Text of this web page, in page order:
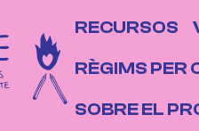
RECURSOS
RÈGIMS PER
SOBRE EL